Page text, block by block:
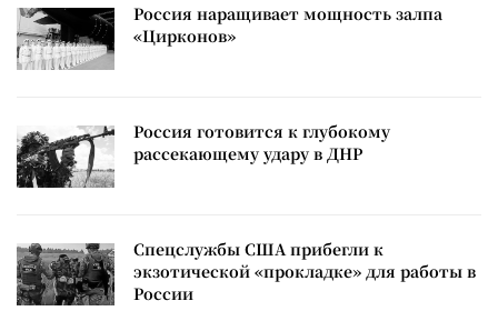
Россия наращивает мощность залпа
«Цирконов»
Россия готовится к глубокому
рассекающему удару в ДНР
Спецслужбы США прибегли к
экзотической «прокладке» для работы в
России